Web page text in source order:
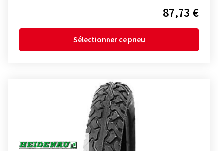
87,73 €
Sélectionner ce pneu